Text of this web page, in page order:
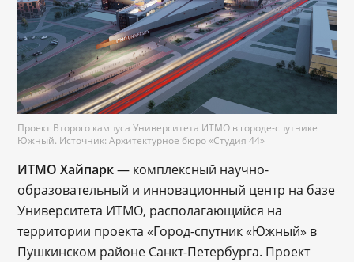
Проект Второго кампуса Университета ИТМО в городе-спутнике
Южный. Источник: Архитектурное бюро «Студия 44»
ИТМО Хайпарк— комплексный научно-
образовательный и инновационный центр на базе
Университета ИТМО, располагающийся на
территории проекта «Город-спутник «Южный» в
Пушкинском районе Санкт-Петербурга. Проект